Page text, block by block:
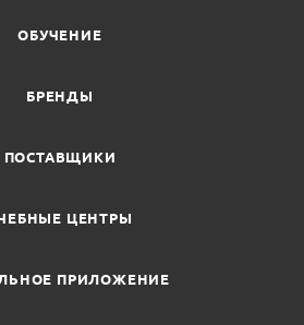
ОБУЧЕНИЕ
БРЕНДЫ
ПОСТАВЩИКИ
ЦЕНТРЫ
ПРИЛОЖЕНИЕ